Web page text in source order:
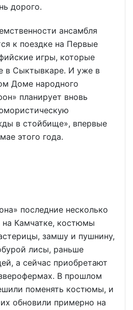
дорого.
ансамбля
к поездке на Первые
игры, которые
в Сыктывкаре. И уже в
Доме народного
планирует вновь
в стойбище», впервые
этого года.
последние несколько
на Камчатке, костюмы
замшу и пушнину,
лисы, раньше
а сейчас приобретают
В прошлом
поменять костюмы, и
обновили примерно на